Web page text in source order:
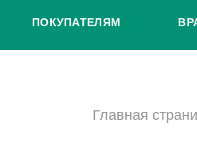
ПОКУПАТЕЛЯМ
Главная